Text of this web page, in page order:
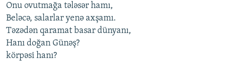
İZ - MƏDƏNIYYƏT PROQRAMI
MATERIALLARIMIZDAN ISTIFADƏ
AZADLIQRADIOSU MOBIL TELEFONUNUZDA
BIZIMLƏ ƏLAQƏ
RFE/RL-in bütün saytları
Onu ovutmağa tələsər hamı,
Beləcə, salarlar yenə axşamı.
Təzədən qaramat basar dünyanı,
Hanı doğan Günəş?
körpəsi hanı?